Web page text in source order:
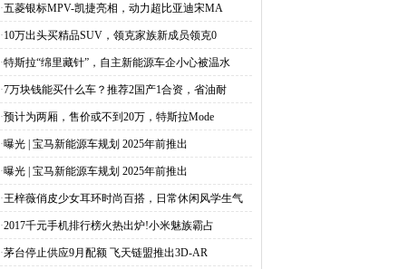
·五菱银标MPV-凯捷亮相，动力超比亚迪宋MA
·10万出头买精品SUV，领克家族新成员领克0
·特斯拉“绵里藏针”，自主新能源车企小心被温水
·7万块钱能买什么车？推荐2国产1合资，省油耐
·预计为两厢，售价或不到20万，特斯拉Mode
·曝光 | 宝马新能源车规划 2025年前推出
·曝光 | 宝马新能源车规划 2025年前推出
·王梓薇俏皮少女耳环时尚百搭，日常休闲风学生气
·2017千元手机排行榜火热出炉!小米魅族霸占
·茅台停止供应9月配额 飞天链盟推出3D-AR